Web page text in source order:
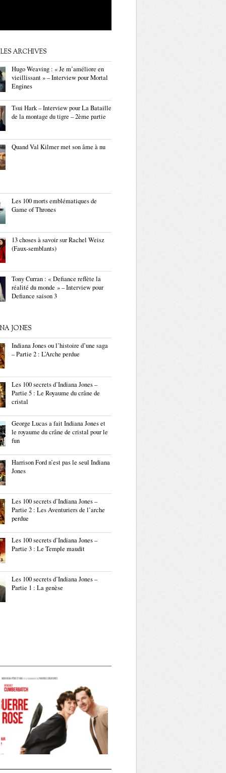
ARCHIVES
Hugo Weaving : « Je m’améliore en
vieillissant » – Interview pour Mortal
Engines
Tsui Hark – Interview pour La Bataille
de la montage du tigre – 2ème partie
Quand Val Kilmer met son âme à nu
Les 100 morts emblématiques de
Game of Thrones
13 choses à savoir sur Rachel Weisz
(Faux-semblants)
Tony Curran : « Defiance reflète la
réalité du monde » – Interview pour
Defiance saison 3
JONES
Indiana Jones ou l’histoire d’une saga
– Partie 2 : L’Arche perdue
Les 100 secrets d’Indiana Jones –
Partie 5 : Le Royaume du crâne de
cristal
George Lucas a fait Indiana Jones et
le royaume du crâne de cristal pour le
fun
Harrison Ford n’est pas le seul Indiana
Jones
Les 100 secrets d’Indiana Jones –
Partie 2 : Les Aventuriers de l’arche
perdue
Les 100 secrets d’Indiana Jones –
Partie 3 : Le Temple maudit
Les 100 secrets d’Indiana Jones –
Partie 1 : La genèse